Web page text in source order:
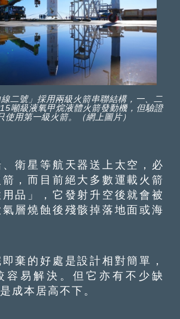
二號」採用兩級火箭串聯結構，一、二
噸級液氧甲烷液體火箭發動機，但驗證
使用第一級火箭。（網上圖片）
星等航天器送上太空，必
，而目前絕大多數運載火箭
品」，它發射升空後就會被
層燒蝕後殘骸掉落地面或海
的好處是設計相對簡單，
容易解決。但它亦有不少缺
成本居高不下。